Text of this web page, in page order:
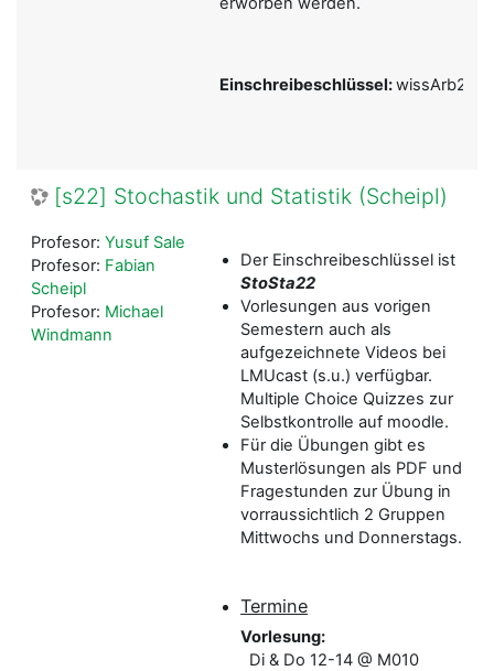
Einschreibeschlüssel:wissArb22
[s22] Stochastik und Statistik (Scheipl)
Der Einschreibeschlüssel ist
StoSta22
Vorlesungen aus vorigen
Semestern auch als
aufgezeichnete Videos bei
LMUcast (s.u.) verfügbar.
Multiple Choice Quizzes zur
Selbstkontrolle auf moodle.
Für die Übungen gibt es
Musterlösungen als PDF und
Fragestunden zur Übung in
vorraussichtlich 2 Gruppen
Mittwochs und Donnerstags.
Termine
Vorlesung:
Di & Do 12-14 @ M010
Profesor: Yusuf Sale
Profesor: Fabian
Scheipl
Profesor: Michael
Windmann